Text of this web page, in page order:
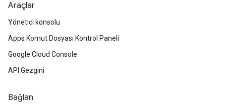
Araçlar
Yönetici konsolu
Apps Komut Dosyası Kontrol Paneli
Google Cloud Console
API Gezgini
Bağlan